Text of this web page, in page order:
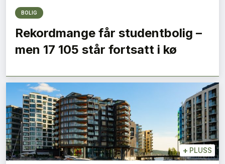
BOLIG
Rekordmange får studentbolig –
men 17 105 står fortsatt i kø
+ PLUSS